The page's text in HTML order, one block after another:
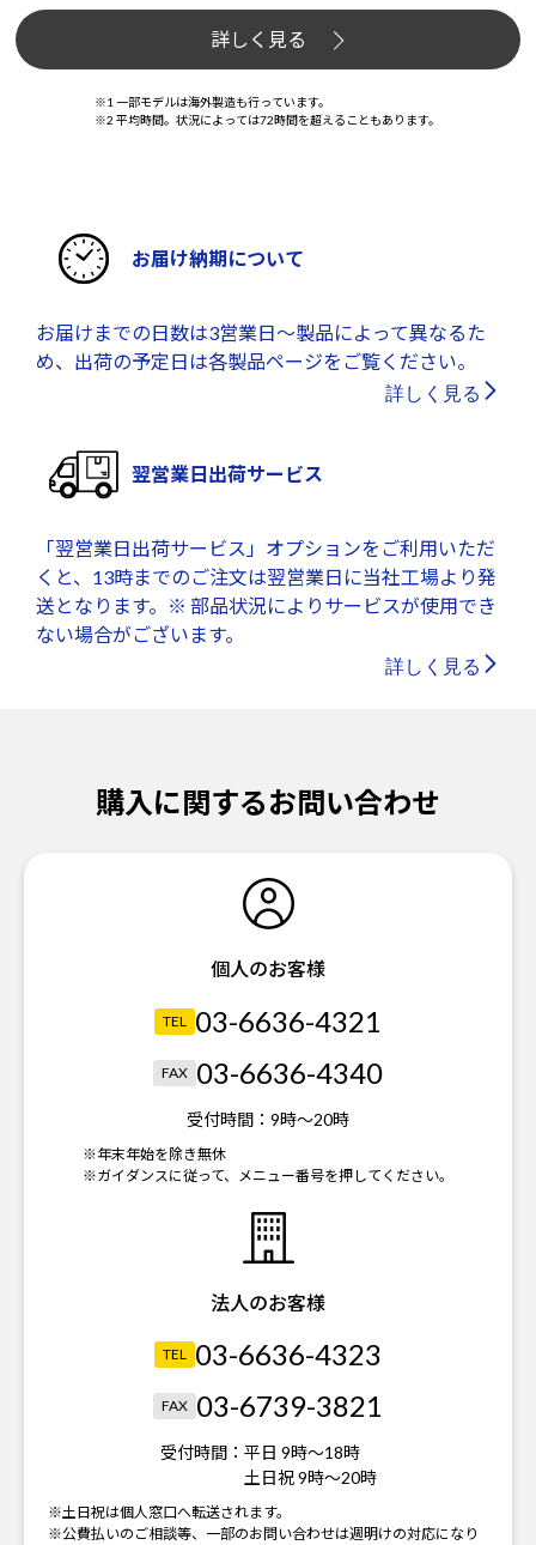
詳しく見る
※1 一部モデルは海外製造も行っています。
※2 平均時間。状況によっては72時間を超えることもあります。
お届け納期について
お届けまでの日数は3営業日～製品によって異なるた
め、出荷の予定日は各製品ページをご覧ください。
詳しく見る
翌営業日出荷サービス
「翌営業日出荷サービス」オプションをご利用いただ
くと、13時までのご注文は翌営業日に当社工場より発
送となります。※ 部品状況によりサービスが使用でき
ない場合がございます。
詳しく見る
購入に関するお問い合わせ
個人のお客様
TEL 03-6636-4321
FAX 03-6636-4340
受付時間： 9時～20時
※年末年始を除き無休
※ガイダンスに従って、メニュー番号を押してください。
法人のお客様
TEL 03-6636-4323
FAX 03-6739-3821
受付時間： 平日 9時～18時
土日祝 9時～20時
※土日祝は個人窓口へ転送されます。
※公費払いのご相談等、一部のお問い合わせは週明けの対応になり